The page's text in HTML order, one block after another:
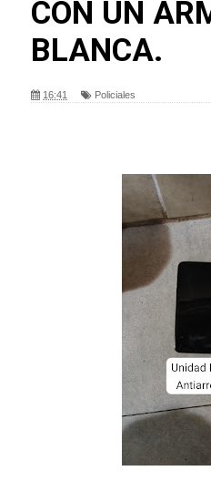
CON UN
BLANCA.
16:41 Policiales